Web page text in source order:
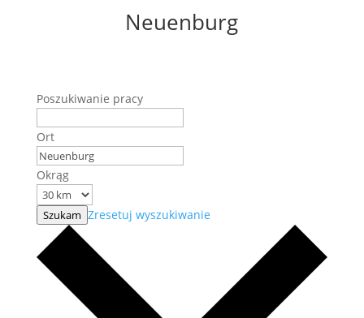
Neuenburg
Poszukiwanie pracy
Ort
Okrąg
Szukam Zresetuj wyszukiwanie